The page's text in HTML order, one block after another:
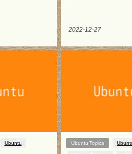
2022-12-27
Ubuntu Ubuntu Topics